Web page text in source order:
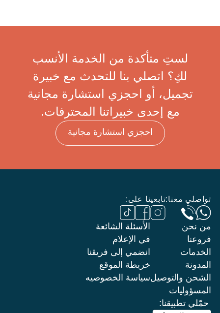
لستِ متأكدة من الخدمة الأنسب
لكِ؟ اتصلي بنا للتحدث مع خبيرة
تجميل، أو احجزي استشارة مجانية
مع إحدى خبيراتنا المحترفات.
احجزي استشارة مجانية
تواصلي معنا:تابعينا على:
من نحن
فروعنا
الخدمات
المدونة
الشحن والتوصيل
المسؤوليات
الأسئلة الشائعة
في الإعلام
انضمي إلى فريقنا
خريطة الموقع
سياسة الخصوصيه
حمّلي تطبيقنا: